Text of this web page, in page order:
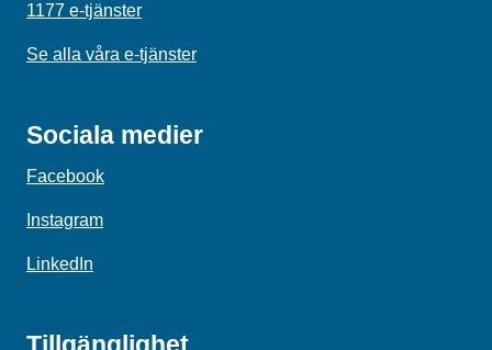
1177 e-tjänster
Se alla våra e-tjänster
Sociala medier
Facebook
Instagram
LinkedIn